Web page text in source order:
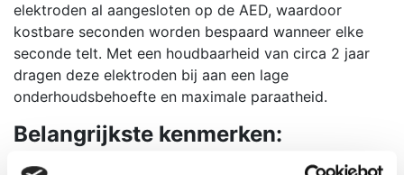
elektroden al aangesloten op de AED, waardoor
kostbare seconden worden bespaard wanneer elke
seconde telt. Met een houdbaarheid van circa 2 jaar
dragen deze elektroden bij aan een lage
onderhoudsbehoefte en maximale paraatheid.
Belangrijkste kenmerken:
Geschikt voor Powerheart G3